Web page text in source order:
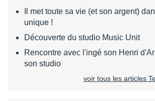
Il met toute sa vie (et son argent)
unique !
Découverte du studio Music Unit
Rencontre avec l'ingé son Henri
son studio
voir tous les articles